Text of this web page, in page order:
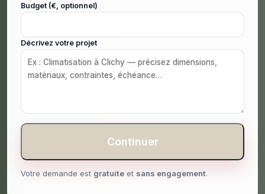
Budget (€, optionnel)
Décrivez votre projet
Continuer
Votre demande est gratuite et sans engagement.